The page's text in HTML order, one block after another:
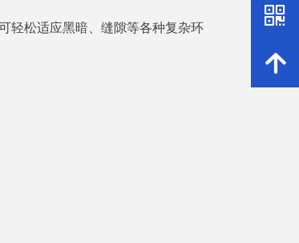
轻松适应黑暗、缝隙等各种复杂环
낃
녕